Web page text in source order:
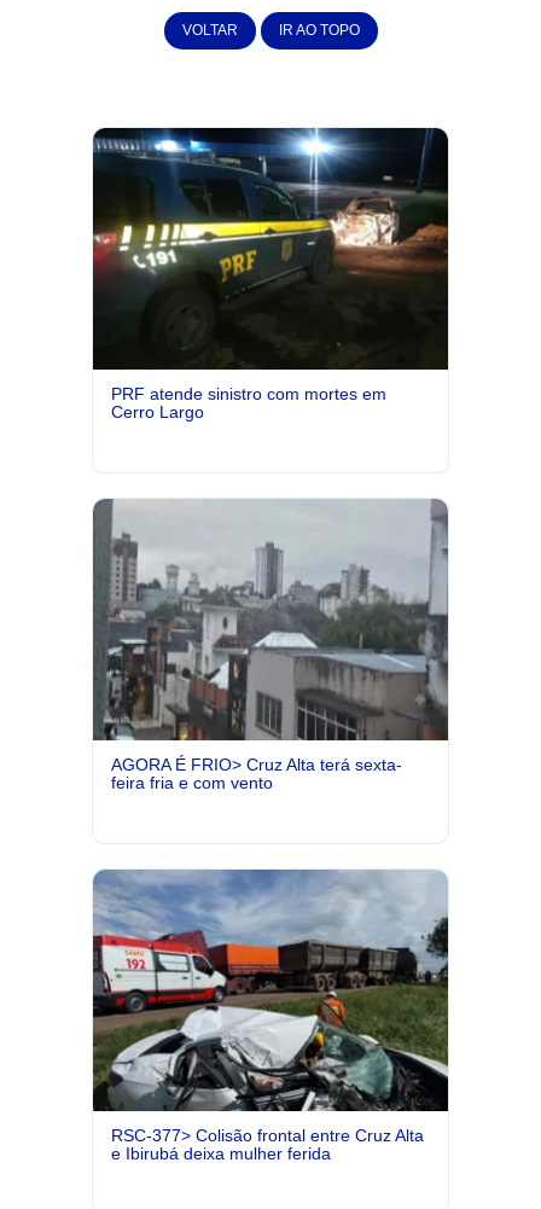
VOLTAR IR AO TOPO
PRF atende sinistro com mortes em
Cerro Largo
AGORA É FRIO> Cruz Alta terá sexta-
feira fria e com vento
RSC-377> Colisão frontal entre Cruz Alta
e Ibirubá deixa mulher ferida